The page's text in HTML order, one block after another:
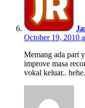
October 19, 2010
Memang ada part
improve masa
vokal keluar..